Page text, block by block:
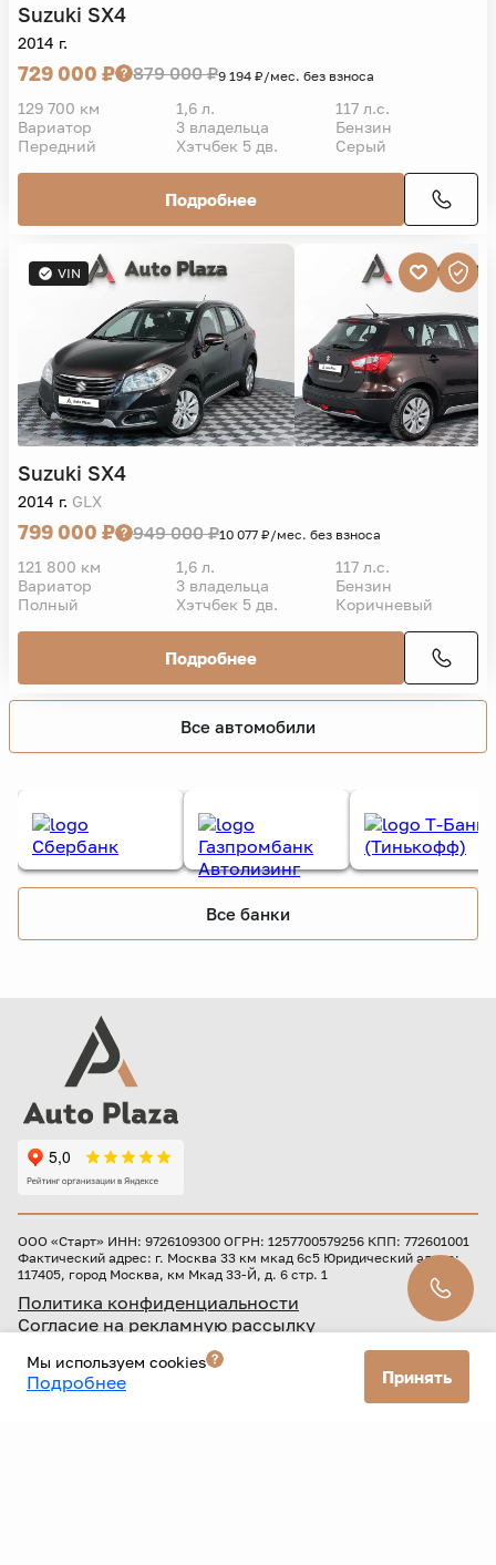
Suzuki SX4
2014 г.
729 000 ₽ 879 000 ₽9 194 ₽/мес. без взноса
129 700 км 1,6 л.
117 л.с.
Вариатор
3 владельца
Бензин
Передний
Хэтчбек 5 дв. Серый
Подробнее
VIN
Suzuki SX4
2014 г. GLX
799 000 ₽ 949 000 ₽10 077 ₽/мес. без взноса
121 800 км 1,6 л.
117 л.с.
Вариатор
3 владельца
Бензин
Полный
Хэтчбек 5 дв. Коричневый
Подробнее
Все автомобили
Все банки
ООО «Старт» ИНН: 9726109300 ОГРН: 1257700579256 КПП: 772601001
Фактический адрес: г. Москва 33 км мкад 6с5 Юридический адрес:
117405, город Москва, км Мкад 33-Й, д. 6 стр. 1
Политика конфиденциальности
Согласие на рекламную рассылку
Данный Интернет-сайт носит исключительно
информационный характер и ни при каких условиях не
является публичной офертой, определяемой положениями
Мы используем cookies
Подробнее Принять